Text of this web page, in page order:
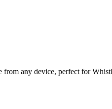
from any device, perfect for